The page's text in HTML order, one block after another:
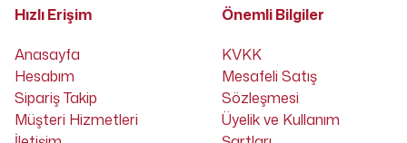
Hızlı Erişim
Anasayfa
Hesabım
Sipariş Takip
Müşteri Hizmetleri
Önemli Bilgiler
KVKK
Mesafeli Satış
Sözleşmesi
Üyelik ve Kullanım